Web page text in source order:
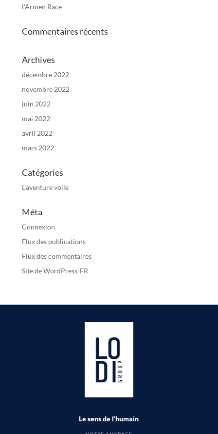
l’Armen Race
Commentaires récents
Archives
décembre 2022
novembre 2022
juin 2022
mai 2022
avril 2022
mars 2022
Catégories
L'aventure voile
Méta
Connexion
Flux des publications
Flux des commentaires
Site de WordPress-FR
Le sens de l’humain